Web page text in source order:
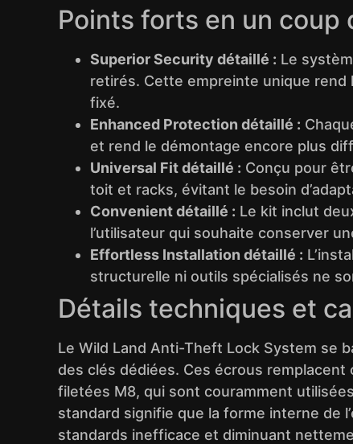
Points forts en un coup
Superior Security détaillé : Le
retirés. Cette empreinte unique rend
fixé.
Enhanced Protection détaillé :
et rend le démontage encore plus
Universal Fit détaillé : Conçu pour
toit et racks, évitant le besoin
Convenient détaillé : Le kit inclut
l’utilisateur qui souhaite conserver
Effortless Installation détaillé :
structurelle ni outils spécialisés ne
Détails techniques et
Le Wild Land Anti-Theft Lock System se
des clés dédiées. Ces écrous
filetées M8, qui sont couramment
standard signifie que la forme interne de
standards inefficace et diminuant